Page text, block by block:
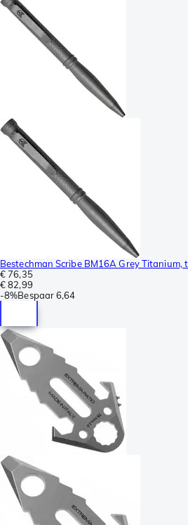
Bestechman Scribe BM16A Grey Titanium,
€ 76,35
€ 82,99
-8%Bespaar6,64